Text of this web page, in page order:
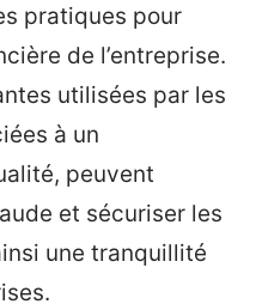
pratiques pour
de l’entreprise.
utilisées par les
à un
peuvent
et sécuriser les
une tranquillité